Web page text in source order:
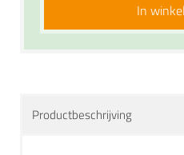
In
Productbeschrijving